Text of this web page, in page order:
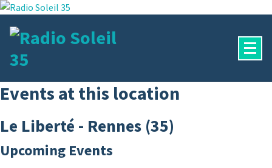
Aller
contenu
Events at this location
Le Liberté - Rennes (35)
Upcoming Events